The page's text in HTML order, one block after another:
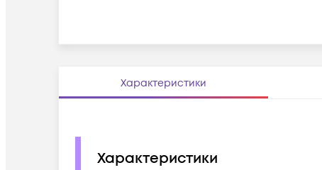
Характеристики
Характеристики